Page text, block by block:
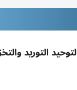
مجموعة «سوميا» تدشن «سوميا وورلد» في جافزا